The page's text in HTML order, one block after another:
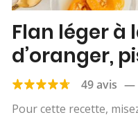
Flan léger à
d’oranger,
abricots rôtis
49 avis —
Pour cette recette,